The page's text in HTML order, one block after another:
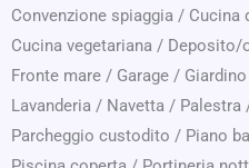
Convenzione spiaggia / Cucina
Cucina vegetariana / Deposito/
Fronte mare / Garage / Giardino
Lavanderia / Navetta / Palestra
Parcheggio custodito / Piano